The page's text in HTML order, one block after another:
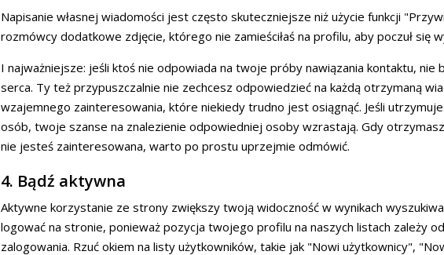
Napisanie własnej wiadomości jest często skuteczniejsze niż użycie funkcji
rozmówcy dodatkowe zdjęcie, którego nie zamieściłaś na profilu, aby poczuł się
I najważniejsze: jeśli ktoś nie odpowiada na twoje próby nawiązania kontaktu,
serca. Ty też przypuszczalnie nie zechcesz odpowiedzieć na każdą otrzymaną
wzajemnego zainteresowania, które niekiedy trudno jest osiągnąć. Jeśli
osób, twoje szanse na znalezienie odpowiedniej osoby wzrastają. Gdy
nie jesteś zainteresowana, warto po prostu uprzejmie odmówić.
4. Bądź aktywna
Aktywne korzystanie ze strony zwiększy twoją widoczność w wynikach
logować na stronie, ponieważ pozycja twojego profilu na naszych listach zależy
zalogowania. Rzuć okiem na listy użytkowników, takie jak "Nowi użytkownicy",